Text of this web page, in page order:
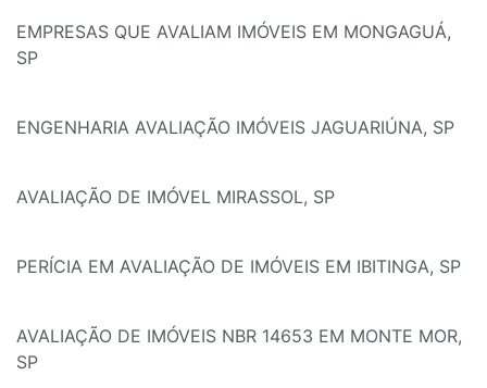
EMPRESAS QUE AVALIAM IMÓVEIS EM MONGAGUÁ,
SP
ENGENHARIA AVALIAÇÃO IMÓVEIS JAGUARIÚNA, SP
AVALIAÇÃO DE IMÓVEL MIRASSOL, SP
PERÍCIA EM AVALIAÇÃO DE IMÓVEIS EM IBITINGA, SP
AVALIAÇÃO DE IMÓVEIS NBR 14653 EM MONTE MOR,
SP